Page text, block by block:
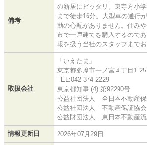
備考
の新居にピッタリ。東寺方小
まで徒歩16分。大型車の通行
動の心配がありません。住み
市で一戸建てを購入するので
報を扱う当社のスタッフまでお
取扱会社
「いえたま」
東京都多摩市一ノ宮４丁目1-
TEL:042-374-2229
東京都知事 (4) 第92290号
公益社団法人 全日本不動産保
公益社団法人 不動産保証協会
公益財団法人 東日本不動産
情報更新日 2026年07月29日